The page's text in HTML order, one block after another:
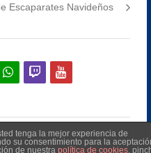
post:
Escaparates Navideños
whatsapp
twitchyoutube
tenga la mejor experiencia de
su consentimiento para la
de nuestra política de cookies,